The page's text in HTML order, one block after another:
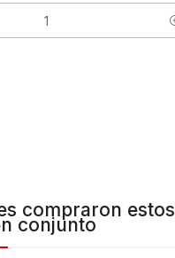
compraron estos
conjunto